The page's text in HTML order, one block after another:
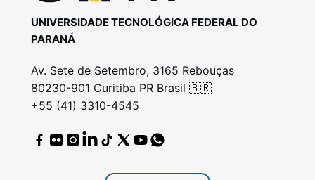
UNIVERSIDADE TECNOLÓGICA FEDERAL DO
PARANÁ
Av. Sete de Setembro, 3165 Rebouças
80230-901 Curitiba PR Brasil 🇧🇷
+55 (41) 3310-4545